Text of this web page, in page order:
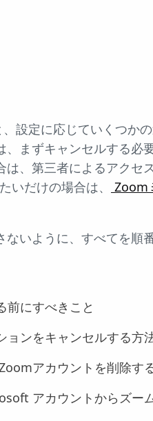
設定に応じていくつか
、まずキャンセルする
は、第三者によるアクセ
いだけの場合は、
Zoom
いように、すべてを順
前にすべきこと
ョンをキャンセルする方
アカウントを削除す
アカウントからズー